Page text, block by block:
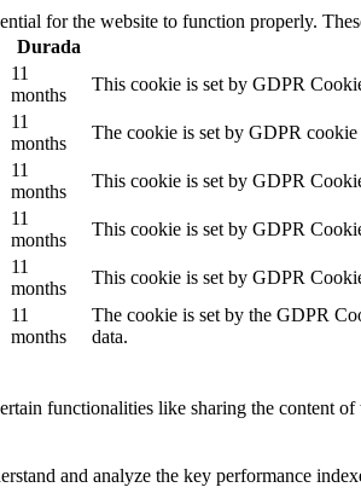
for the website to function properly.
Durada
11
months
This cookie is set by GDPR
11
months
The cookie is set by GDPR
11
months
This cookie is set by GDPR
11
months
This cookie is set by GDPR
11
months
This cookie is set by GDPR
11
months
The cookie is set by the GDPR
data.
functionalities like sharing the content
and analyze the key performance